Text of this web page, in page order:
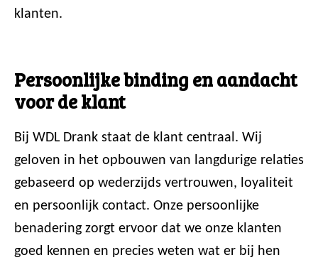
klanten.
Persoonlijke binding en aandacht
voor de klant
Bij WDL Drank staat de klant centraal. Wij
geloven in het opbouwen van langdurige relaties
gebaseerd op wederzijds vertrouwen, loyaliteit
en persoonlijk contact. Onze persoonlijke
benadering zorgt ervoor dat we onze klanten
goed kennen en precies weten wat er bij hen